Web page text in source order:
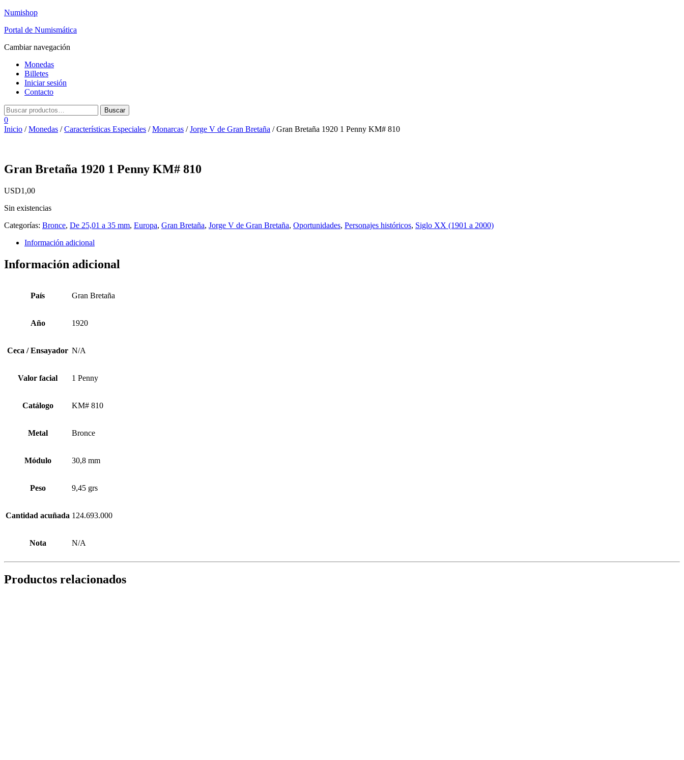
Numishop
Portal de Numismática
Cambiar navegación
Monedas
Billetes
Iniciar sesión
Contacto
0
Inicio /Monedas /Características Especiales /Monarcas /Jorge V de Gran Bretaña / Gran Bretaña 1920 1 Penny KM# 810
Gran Bretaña 1920 1 Penny KM# 810
USD1,00
Sin existencias
Categorías: Bronce, De 25,01 a 35 mm, Europa, Gran Bretaña, Jorge V de Gran Bretaña, Oportunidades, Personajes históricos, Siglo XX (1901 a 2000)
Información adicional
Información adicional
País Gran Bretaña
Año 1920
Ceca / Ensayador N/A
Valor facial 1 Penny
Catálogo KM# 810
Metal Bronce
Módulo 30,8 mm
Peso 9,45 grs
Cantidad acuñada 124.693.000
Nota N/A
Productos relacionados